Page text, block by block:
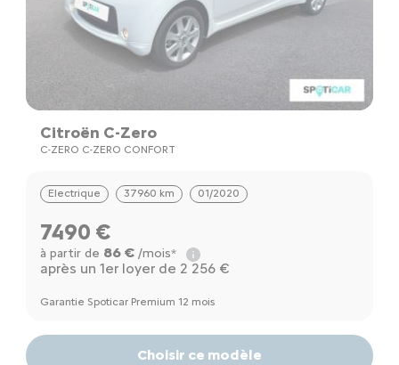
Citroën C-Zero
C-ZERO C-ZERO CONFORT
Electrique 37960 km 01/2020
7490 €
à partir de 86 €/mois*
après un 1er loyer de 2 256 €
Garantie Spoticar Premium 12 mois
Choisir ce modèle